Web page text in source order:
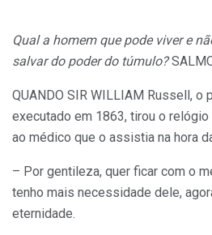
Qual a homem que pode viver e
salvar do poder do túmulo?
QUANDO SIR WILLIAM Russell, o
executado em 1863, tirou o
ao médico que o assistia na hora
– Por gentileza, quer ficar com o
tenho mais necessidade dele,
eternidade.